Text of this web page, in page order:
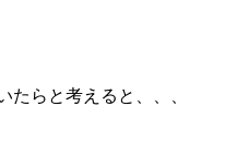
たらと考えると、、、